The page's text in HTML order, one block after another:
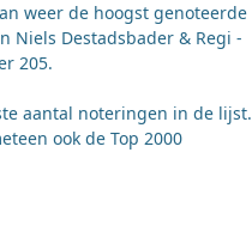
weer de hoogst genoteerde
Niels Destadsbader & Regi -
205.
aantal noteringen in de lijst.
ook de Top 2000